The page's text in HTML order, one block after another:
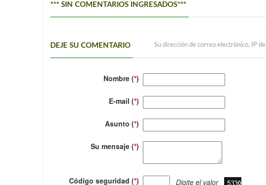
*** SIN COMENTARIOS INGRESADOS***
DEJE SU COMENTARIO Su dirección de correo electrónico, IP
Nombre (*)
E-mail (*)
Asunto (*)
Su mensaje (*)
Código seguridad (*) Digite el valor